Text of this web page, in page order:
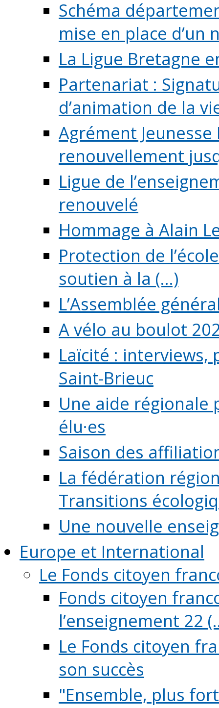
Schéma
mise en place d’un
La Ligue Bretagne
Partenariat :
d’animation de la
Agrément
renouvellement
Ligue de
renouvelé
Hommage à Alain
Protection de
soutien à la (...)
L’Assemblée
A vélo au boulot
Laïcité :
Saint-Brieuc
Une aide régionale
élu·es
Saison des
La fédération
Transitions
Une nouvelle
Europe et International
Le Fonds citoyen
Fonds citoyen
l’enseignement 22
Le Fonds citoyen
son succès
"Ensemble, plus